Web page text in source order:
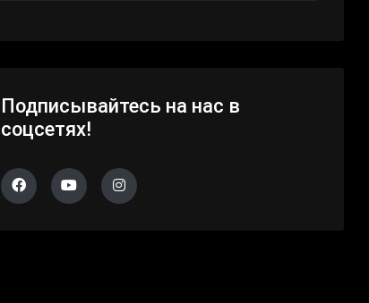
Подписывайтесь на нас в
соцсетях!